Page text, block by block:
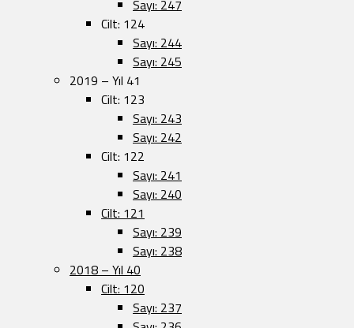
Sayı: 247
Cilt: 124
Sayı: 244
Sayı: 245
2019 – Yıl 41
Cilt: 123
Sayı: 243
Sayı: 242
Cilt: 122
Sayı: 241
Sayı: 240
Cilt: 121
Sayı: 239
Sayı: 238
2018 – Yıl 40
Cilt: 120
Sayı: 237